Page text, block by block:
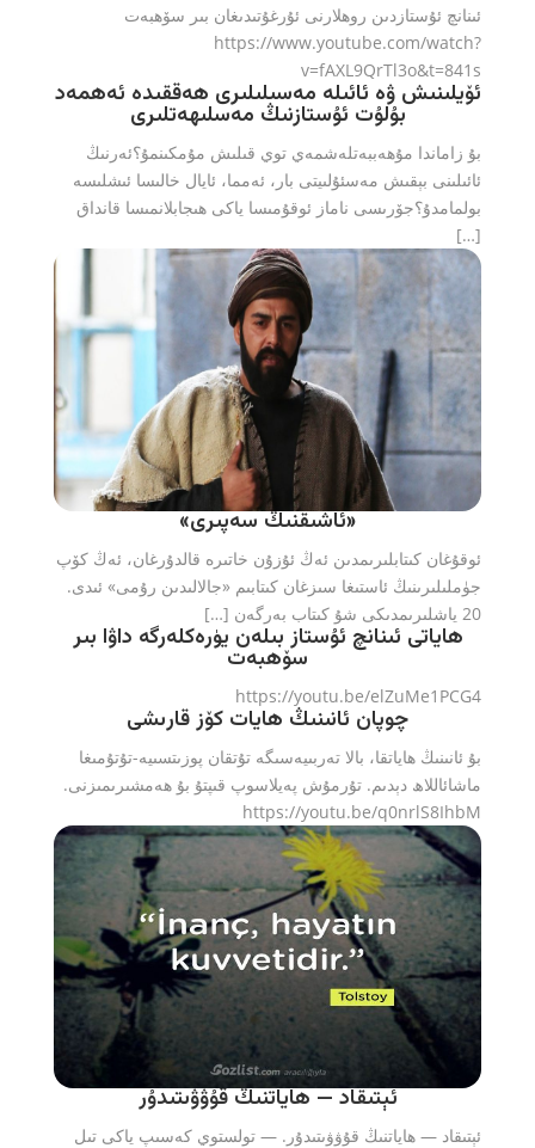
ئىنانچ ئۇستازدىن روھلارنى ئۇرغۇتىدىغان بىر سۆھبەت
https://www.youtube.com/watch?
v=fAXL9QrTl3o&t=841s
ئۆيلىنىش ۋە ئائىلە مەسىلىلىرى ھەققىدە ئەھمەد
بۇلۇت ئۇستازنىڭ مەسلىھەتلىرى
بۇ زاماندا مۇھەببەتلەشمەي توي قىلىش مۇمكىنمۇ؟ئەرنىڭ
ئائىلىنى بېقىش مەسئۇلىيتى بار، ئەمما، ئايال خالىسا ئىشلىسە
بولمامدۇ؟جۆرىسى ناماز ئوقۇمىسا ياكى ھىجابلانمىسا قانداق
[…]
«ئاشىقنىڭ سەپىرى»
ئ‍وقۇغان كىتابلىرىمدىن ئەڭ ئۇزۇن خاتىرە قالدۇرغان، ئەڭ كۆپ
جۈملىلىرىنىڭ ئاستىغا سىزغان كىتابىم «جالالىدىن رۇمى» ئىدى.
20 ياشلىرىمدىكى شۇ كىتاب بەرگەن […]
ھاياتى ئىنانچ ئۇستاز بىلەن يۈرەكلەرگە داۋا بىر
سۆھبەت
https://youtu.be/elZuMe1PCG4
چوپان ئانىنىڭ ھايات كۆز قارىشى
بۇ ئانىنىڭ ھاياتقا، بالا تەربىيەسىگە تۇتقان پوزىتسىيە-تۇتۇمىغا
ماشائاللاھ دېدىم. تۇرمۇش پەيلاسوپ قىپتۇ بۇ ھەمشىرىمىزنى.
https://youtu.be/q0nrlS8IhbM
ئېتىقاد — ھاياتنىڭ قۇۋۋىتىدۇر
ئېتىقاد — ھاياتنىڭ قۇۋۋىتىدۇر. — تولستوي كەسىپ ياكى تىل